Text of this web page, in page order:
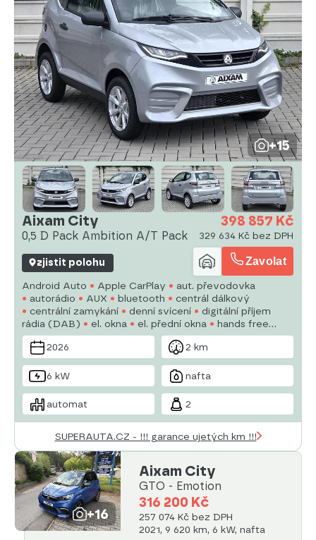
+15
Aixam City
0,5 D Pack Ambition A/T Pack
398 857 Kč
329 634 Kč bez DPH
zjistit polohu Zavolat
Android Auto Apple CarPlay
aut. převodovka
autorádio
AUX bluetooth
centrál dálkový
centrální zamykání
denní svícení
digitální příjem
rádia (DAB)
el. okna el. přední okna
hands free
LED adaptivní světlomety
LED denní svícení
2026
2 km
6 kW nafta
automat 2
SUPERAUTA.CZ - !!! garance ujetých km !!!
+16
Aixam City
GTO - Emotion
316 200 Kč
257 074 Kč bez DPH
2021, 9 620 km, 6 kW, nafta